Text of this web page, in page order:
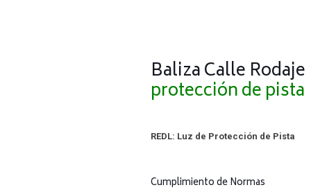
Baliza Calle Rodaje
protección de pista
REDL: Luz de Protección de Pista
Cumplimiento de Normas